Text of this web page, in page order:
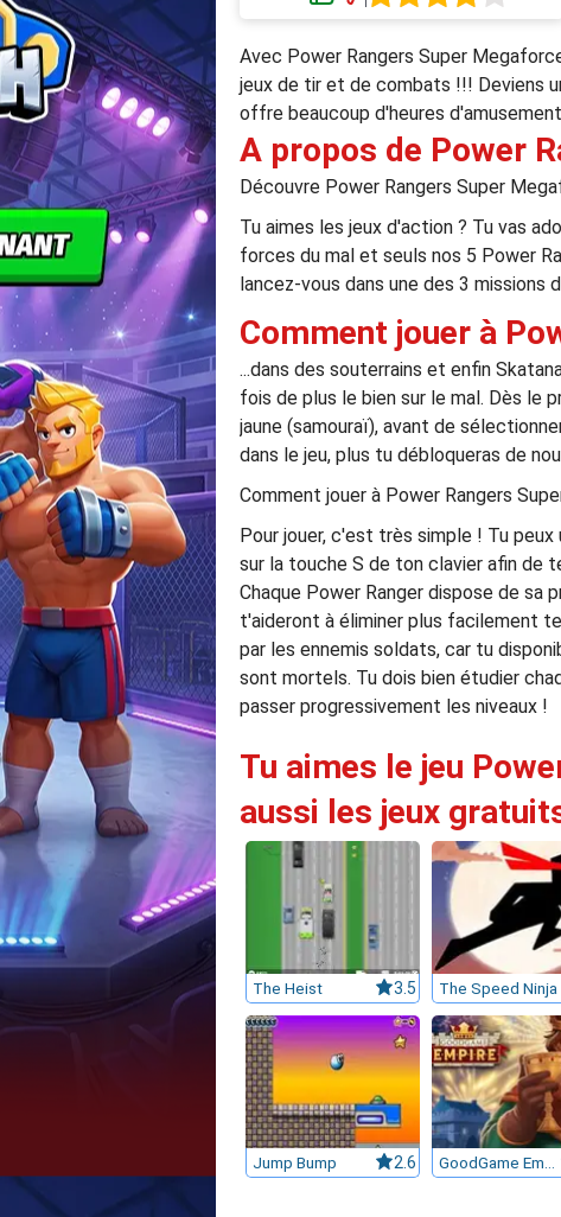
Avec Power Rangers Super
jeux de tir et de combats !!! Deviens
offre beaucoup d'heures
A propos de Power
Découvre Power Rangers Super
Tu aimes les jeux d'action ? Tu vas
forces du mal et seuls nos 5 Power
lancez-vous dans une des 3 missions
Comment jouer à
...dans des souterrains et enfin
fois de plus le bien sur le mal. Dès le
jaune (samouraï), avant de
dans le jeu, plus tu débloqueras de
Comment jouer à Power Rangers
Pour jouer, c'est très simple ! Tu
sur la touche S de ton clavier afin de
Chaque Power Ranger dispose de
t'aideront à éliminer plus facilement
par les ennemis soldats, car tu
sont mortels. Tu dois bien étudier
passer progressivement les niveaux !
Tu aimes le jeu
aussi les jeux
The Heist 3.5 The Speed Ninja
Jump Bump 2.6 GoodGame Empire